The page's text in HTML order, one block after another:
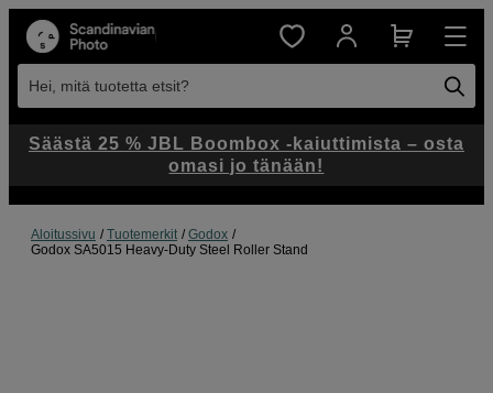
Hei, mitä tuotetta etsit?
Aloitussivu Tuotemerkit
Godox
Godox SA5015 Heavy-Duty Steel Roller Stand
Säästä 25 % JBL Boombox -kaiuttimista – osta
omasi jo tänään!